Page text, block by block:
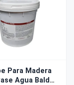
Para Madera
Agua Balde